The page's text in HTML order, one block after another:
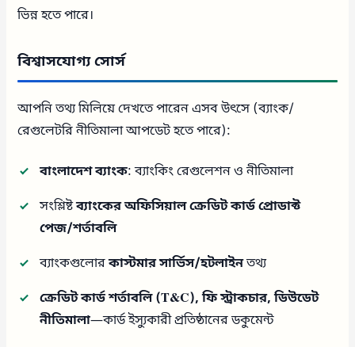
ভিন্ন হতে পারে।
বিশ্বাসযোগ্য সোর্স
আপনি তথ্য মিলিয়ে দেখতে পারেন এসব উৎসে (ব্যাংক/
রেগুলেটরি নীতিমালা আপডেট হতে পারে):
বাংলাদেশ ব্যাংক: ব্যাংকিং রেগুলেশন ও নীতিমালা
সংশ্লিষ্টব্যাংকের অফিসিয়াল ক্রেডিট কার্ড প্রোডাক্ট
পেজ/শর্তাবলি
ব্যাংকগুলোরকাস্টমার সার্ভিস/হটলাইনতথ্য
ক্রেডিট কার্ড শর্তাবলি (T&C), ফি স্ট্রাকচার, ডিউডেট
নীতিমালা—কার্ড ইস্যুকারী প্রতিষ্ঠানের ডকুমেন্ট